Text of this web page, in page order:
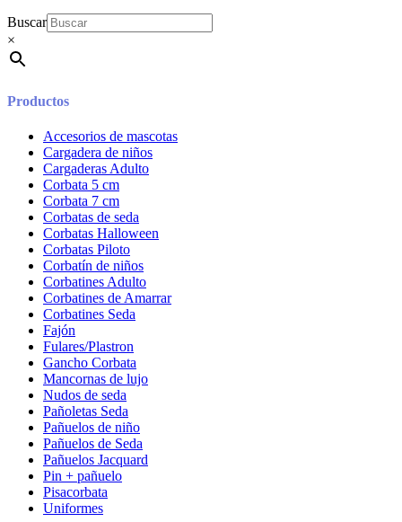
Buscar
×
Productos
Accesorios de mascotas
Cargadera de niños
Cargaderas Adulto
Corbata 5 cm
Corbata 7 cm
Corbatas de seda
Corbatas Halloween
Corbatas Piloto
Corbatín de niños
Corbatines Adulto
Corbatines de Amarrar
Corbatines Seda
Fajón
Fulares/Plastron
Gancho Corbata
Mancornas de lujo
Nudos de seda
Pañoletas Seda
Pañuelos de niño
Pañuelos de Seda
Pañuelos Jacquard
Pin + pañuelo
Pisacorbata
Uniformes